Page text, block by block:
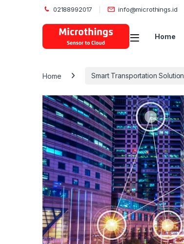
02188992017 info@microthings.id
Open Home
Home Smart Transportation Solution